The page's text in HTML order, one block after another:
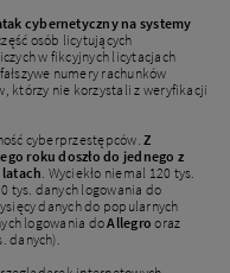
cybernetyczny na systemy
osób licytujących
w fikcyjnych licytacjach
numery rachunków
którzy nie korzystali z weryfikacji
cyberprzestępców.Z
roku doszło do jednego z
. Wyciekło niemal 120 tys.
tys. danych logowania do
danych do popularnych
logowania doAllegro oraz
danych).